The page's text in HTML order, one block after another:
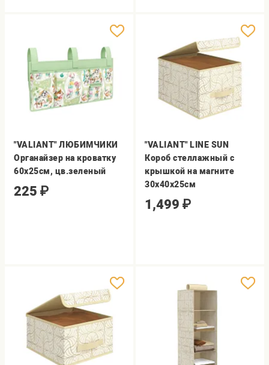
"VALIANT" ЛЮБИМЧИКИ
Органайзер на кроватку
60х25см, цв.зеленый
225 ₽
"VALIANT" LINE SUN
Короб стеллажный с
крышкой на магните
30х40х25см
1,499 ₽